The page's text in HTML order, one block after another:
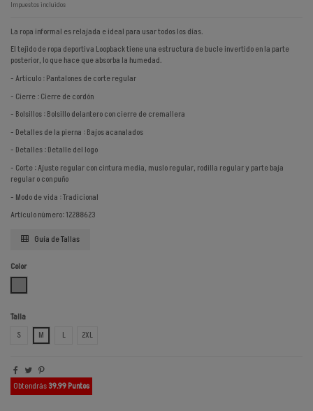
Impuestos incluidos
La ropa informal es relajada e ideal para usar todos los días.
El tejido de ropa deportiva Loopback tiene una estructura de bucle invertido en la parte
posterior, lo que hace que absorba la humedad.
- Artículo : Pantalones de corte regular
- Cierre : Cierre de cordón
- Bolsillos : Bolsillo delantero con cierre de cremallera
- Detalles de la pierna : Bajos acanalados
- Detalles : Detalle del logo
- Corte : Ajuste regular con cintura media, muslo regular, rodilla regular y parte baja
regular o con puño
- Modo de vida : Tradicional
Artículo número: 12288623
Guía de Tallas
Color
Talla
S
M L 2XL
Obtendrás39.99 Puntos